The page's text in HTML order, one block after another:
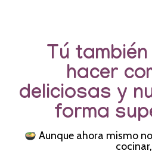
Tú
hacer
deliciosas y
forma
Aunque ahora mismo
cocinar,